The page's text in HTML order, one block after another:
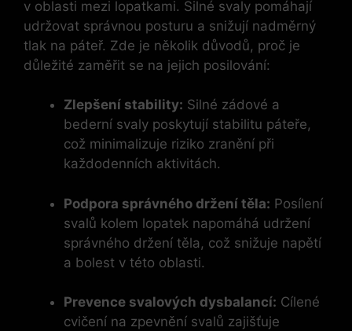
v oblasti mezi lopatkami. Silné svaly pomáhají
udržovat správnou posturu a snižují nadměrný
tlak na páteř. Zde je několik důvodů, proč je
důležité zaměřit se na jejich posilování:
Zlepšení stability: Silné zádové a
bederní svaly poskytují stabilitu páteře,
což minimalizuje riziko zranění při
každodenních aktivitách.
Podpora správného držení těla: Posílení
svalů kolem lopatek napomáhá udržení
správného držení těla, což snižuje napětí
a bolest v této oblasti.
Prevence svalových dysbalancí: Cílené
cvičení na zpevnění svalů zajišťuje